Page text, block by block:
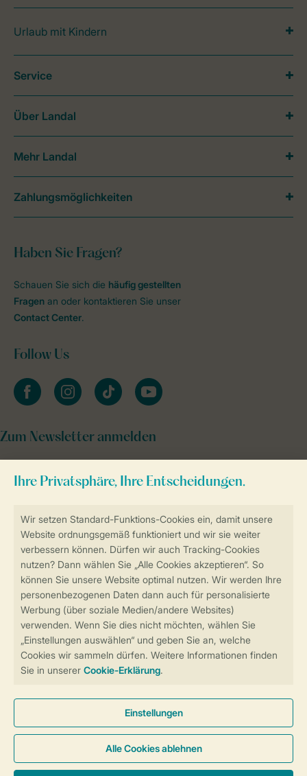
Sicherstellung Deiner Privatsphäre
Sicher und schnell zur Online-Buchung
Sichere Datenübertragung
Sicheres Bezahlen
Urlaub mit Kindern
Haben Sie Fragen?
Schauen Sie sich die häufig gestellten
Fragen an oder kontaktieren Sie unser
Contact Center.
Follow Us
facebookinstagramtiktok youtube
Zum Newsletter anmelden
Service
Über Landal
Mehr Landal
Zahlungsmöglichkeiten
Cookies und Banner
Barrierefreiheit